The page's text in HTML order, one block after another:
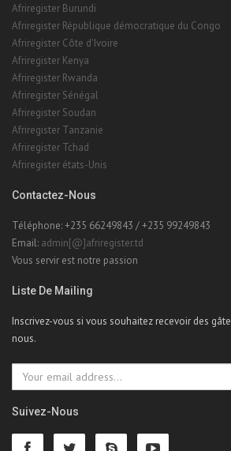
Afriregister Burundi
Afriregister République démocratique du Congo
Afriregister Côte d'Ivoire
Afriregister Kenya
Afriregister Rwanda
Afriregister Sénégal
Afriregister Soudan
Afriregister Tanzanie
Afriregister Tchad
Afriregister états-Unis
Contactez-Nous
Téléphone: +235 66249843 / +235 99249843
Email: admin[@]afriregister.td
Vous servir est notre passion
Liste De Mailing
Inscrivez-vous si vous souhaitez recevoir des
nous.
Suivez-Nous